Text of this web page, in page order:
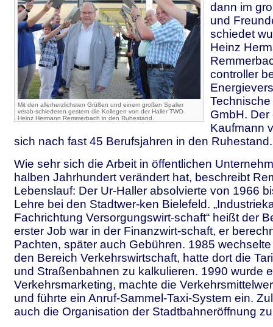
Mit den allerherzlichsten Grüßen und einem großen Spalier
verab-schiedeten gestern die Kollegen von der Haller TWO
Heinz Hermann Remmerbach in den Ruhestand.
dann im
und
schiedet
Heinz
controller
GmbH.
Kaufmann
sich nach fast 45 Berufsjahren in den Ruhestand.
Wie sehr sich die Arbeit in öffentlichen
halben Jahrhundert verändert hat, beschreibt
Lebenslauf: Der Ur-Haller absolvierte von 1966
Lehre bei den Stadtwer-ken Bielefeld.
Fachrichtung Versorgungswirt-schaft“ heißt der
erster Job war in der Finanzwirt-schaft, er
Pachten, später auch Gebühren. 1985
den Bereich Verkehrswirtschaft, hatte dort die
und Straßenbahnen zu kalkulieren. 1990 wurde
Verkehrsmarketing, machte die
und führte ein Anruf-Sammel-Taxi-System ein.
auch die Organisation der Stadtbahneröffnung